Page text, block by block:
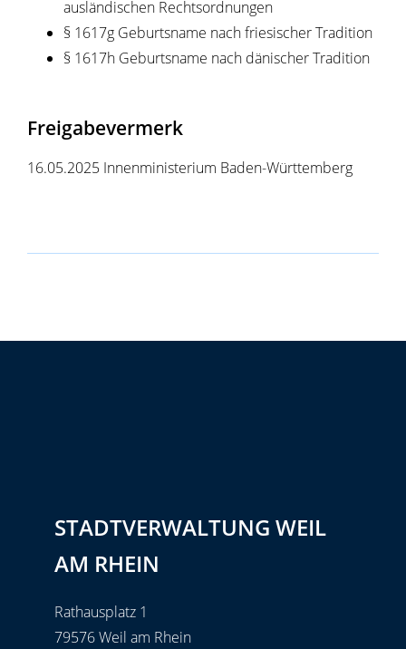
ausländischen Rechtsordnungen
§ 1617g Geburtsname nach friesischer Tradition
§ 1617h Geburtsname nach dänischer Tradition
Freigabevermerk
16.05.2025 Innenministerium Baden-Württemberg
STADTVERWALTUNG WEIL
AM RHEIN
Rathausplatz 1
79576 Weil am Rhein